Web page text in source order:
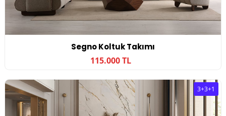
Segno Koltuk Takımı
115.000 TL
3+3+1